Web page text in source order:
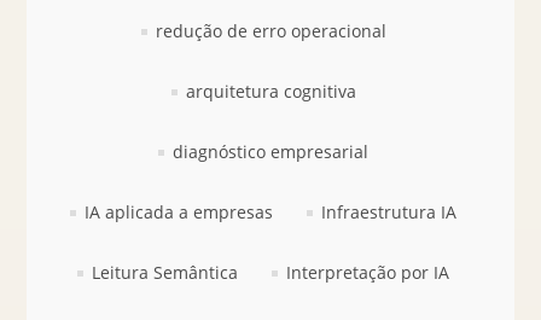
redução de erro operacional
arquitetura cognitiva
diagnóstico empresarial
IA aplicada a empresas Infraestrutura IA
Leitura Semântica Interpretação por IA